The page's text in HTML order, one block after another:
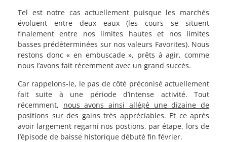
Tel est notre cas actuellement puisque les marchés
évoluent entre deux eaux (les cours se situent
finalement entre nos limites hautes et nos limites
basses prédéterminées sur nos valeurs Favorites). Nous
restons donc « en embuscade », prêts à agir, comme
nous l’avons fait récemment avec un grand succès.
Car rappelons-le, le pas de côté préconisé actuellement
fait suite à une période d’intense activité. Tout
récemment, nous avons ainsi allégé une dizaine de
positions sur des gains très appréciables. Et ce après
avoir largement regarni nos postions, par étape, lors de
l’épisode de baisse historique débuté fin février.